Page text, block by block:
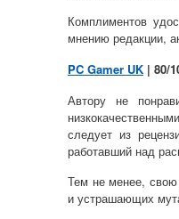
Комплиментов
мнению редакции,
PC Gamer UK | 80/
Автору не
следует из
работавший над
Тем не менее,
и устрашающих